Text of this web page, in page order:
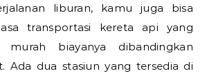
liburan, kamu juga bisa
transportasi kereta api yang
biayanya dibandingkan
Ada dua stasiun yang tersedia di